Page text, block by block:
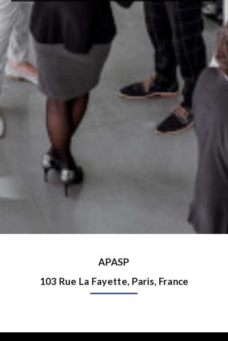
APASP
103 Rue La Fayette, Paris, France